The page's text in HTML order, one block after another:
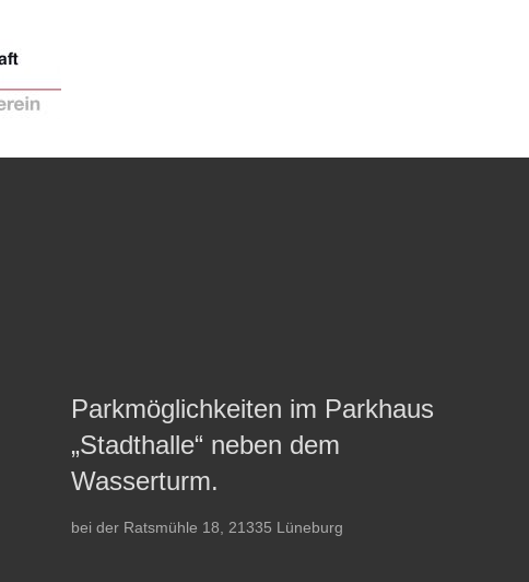
Parkmöglichkeiten im Parkhaus
„Stadthalle“ neben dem
Wasserturm.
bei der Ratsmühle 18, 21335 Lüneburg